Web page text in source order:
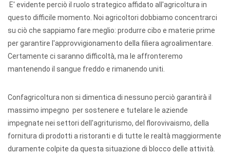
E' evidente perciò il ruolo strategico affidato all'agricoltura in
questo difficile momento. Noi agricoltori dobbiamo concentrarci
su ciò che sappiamo fare meglio: produrre cibo e materie prime
per garantire l'approvvigionamento della filiera agroalimentare.
Certamente ci saranno difficoltà, ma le affronteremo
mantenendo il sangue freddo e rimanendo uniti.
Confagricoltura non si dimentica di nessuno perciò garantirà il
massimo impegno per sostenere e tutelare le aziende
impegnate nei settori dell'agriturismo, del florovivaismo, della
fornitura di prodotti a ristoranti e di tutte le realtà maggiormente
duramente colpite da questa situazione di blocco delle attività.